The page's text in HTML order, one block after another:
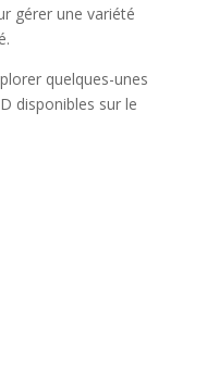
gérer une variété
quelques-unes
disponibles sur le